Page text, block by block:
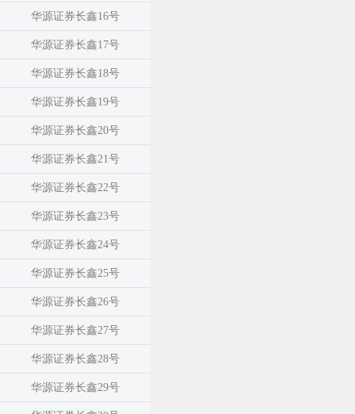
华源证券长鑫16号
华源证券长鑫17号
华源证券长鑫18号
华源证券长鑫19号
华源证券长鑫20号
华源证券长鑫21号
华源证券长鑫22号
华源证券长鑫23号
华源证券长鑫24号
华源证券长鑫25号
华源证券长鑫26号
华源证券长鑫27号
华源证券长鑫28号
华源证券长鑫29号